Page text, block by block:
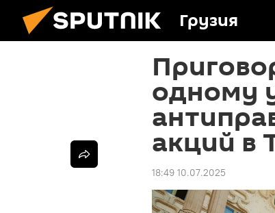
Грузия
одному
акций в
18:49 10.07.2025